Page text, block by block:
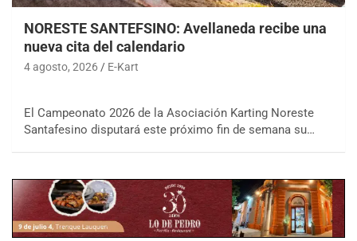
NORESTE SANTEFSINO: Avellaneda recibe una
nueva cita del calendario
4 agosto, 2026 E-Kart
El Campeonato 2026 de la Asociación Karting Noreste
Santafesino disputará este próximo fin de semana su…